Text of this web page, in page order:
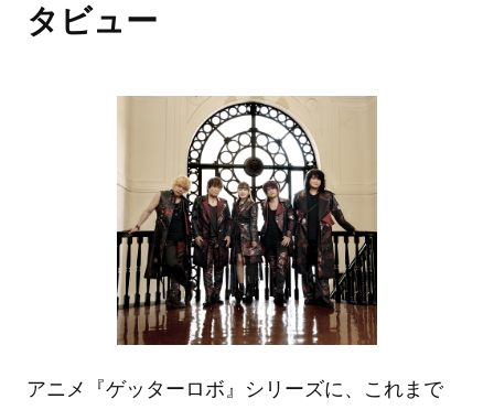
タビュー
アニメ『ゲッターロボ』シリーズに、これまで